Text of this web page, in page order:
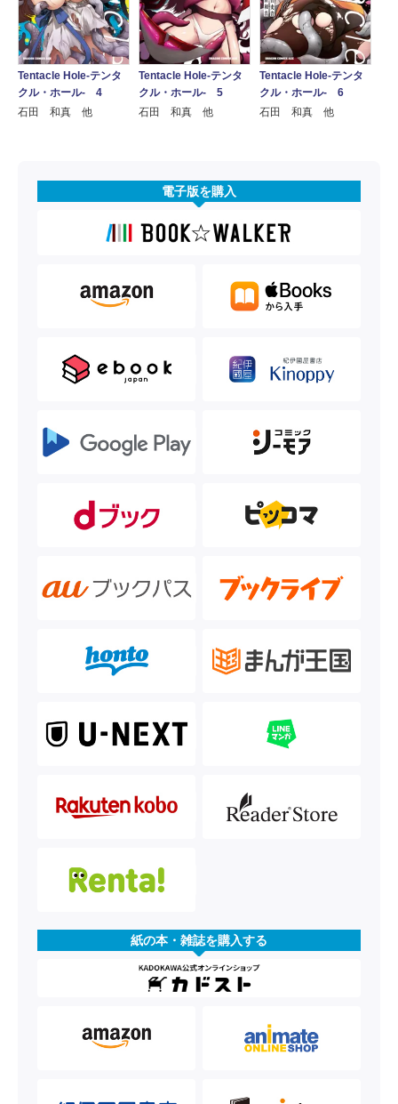
Tentacle Hole-テンタ
クル・ホール- 4
石田 和真 他
Tentacle Hole-テンタ
クル・ホール- 5
石田 和真 他
Tentacle Hole-テンタ
クル・ホール- 6
石田 和真 他
電子版を購入
紙の本・雑誌を購入する